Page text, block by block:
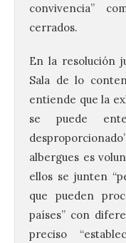
convivencia”
cerrados.
En la resolución
Sala de lo
entiende que la
se puede
albergues es
ellos se junten
que pueden
países” con
preciso